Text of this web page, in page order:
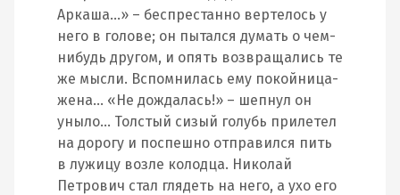
Аркаша…» – беспрестанно вертелось у
него в голове; он пытался думать о чем-
нибудь другом, и опять возвращались те
же мысли. Вспомнилась ему покойница-
жена… «Не дождалась!» – шепнул он
уныло… Толстый сизый голубь прилетел
на дорогу и поспешно отправился пить
в лужицу возле колодца. Николай
Петрович стал глядеть на него, а ухо его